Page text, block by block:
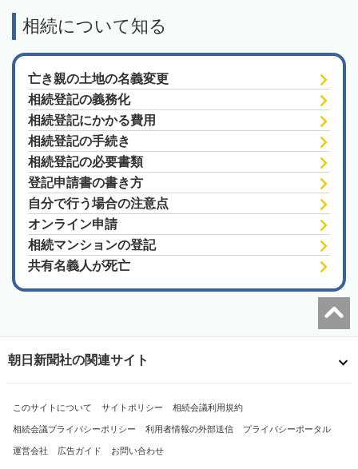
相続について知る
亡き親の土地の名義変更
相続登記の義務化
相続登記にかかる費用
相続登記の手続き
相続登記の必要書類
登記申請書の書き方
自分で行う場合の注意点
オンライン申請
相続マンションの登記
共有名義人が死亡
朝日新聞社の関連サイト
このサイトについて サイトポリシー 相続会議利用規約
相続会議プライバシーポリシー 利用者情報の外部送信 プライバシーポータル
運営会社 広告ガイド お問い合わせ